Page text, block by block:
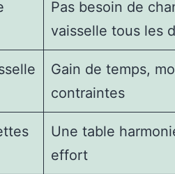
Pas besoin de
vaisselle tous les
Gain de temps,
contraintes
Une table
effort